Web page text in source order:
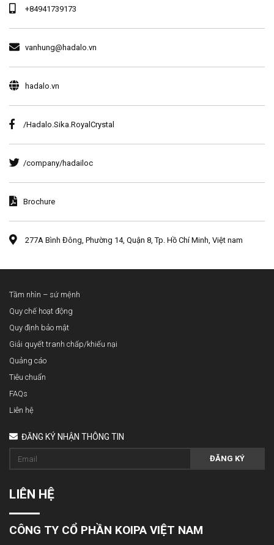
+84941739173
vanhung@hadalo.vn
hadalo.vn
/Hadalo.Sika.RoyalCrystal
/company/hadailoc
Brochure
277A Bình Đông, Phường 14, Quận 8, Tp. Hồ Chí Minh, Việt nam
Tầm nhìn – sứ mệnh
Quy chế hoạt động
Quy định bảo mật
Giải quyết tranh chấp/khiếu nại
Quảng cáo
Tiêu chuẩn
FAQs
Liên hệ
ĐĂNG KÝ NHẬN THÔNG TIN
ĐĂNG KÝ
LIÊN HỆ
CÔNG TY CỔ PHẦN KOIPA VIỆT NAM